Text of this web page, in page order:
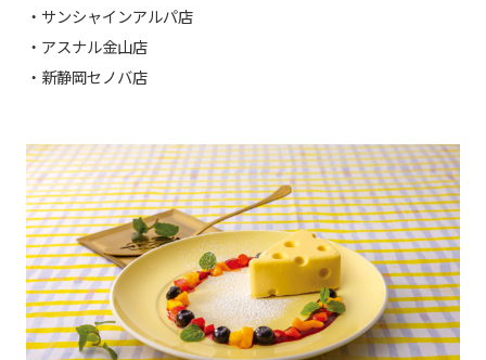
・サンシャインアルパ店
・アスナル金山店
・新静岡セノバ店